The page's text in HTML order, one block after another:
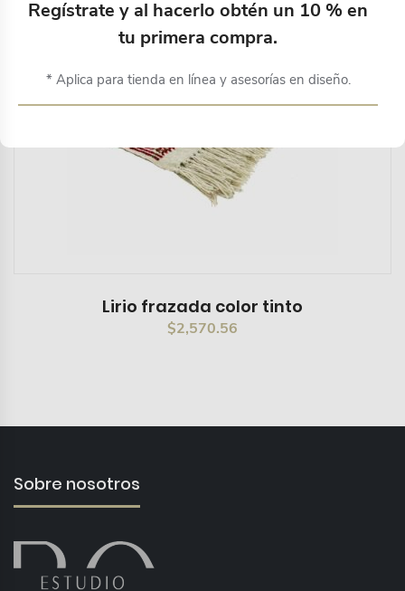
Lirio frazada color tinto
$2,570.56
Sobre nosotros
Regístrate y al hacerlo obtén un 10 % en
tu primera compra.
* Aplica para tienda en línea y asesorías en diseño.